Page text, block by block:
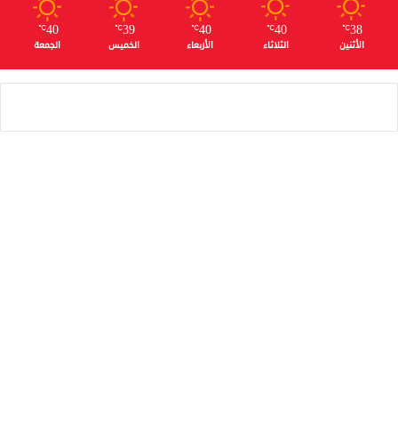
38
℃
الأثنين
40
℃
الثلاثاء
40
℃
الأربعاء
39
℃
الخميس
40
℃
الجمعة